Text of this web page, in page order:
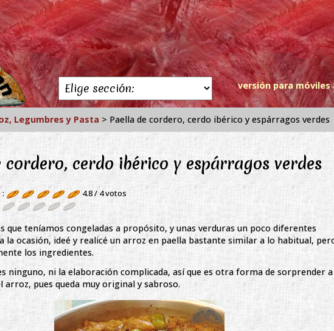
versión para móviles
Legumbres y Pasta > Paella de cordero, cerdo ibérico y espárragos verdes
cordero, cerdo ibérico y espárragos verdes
4.8 / 4votos
que teníamos congeladas a propósito, y unas verduras un poco diferentes
la ocasión, ideé y realicé un arroz en paella bastante similar a lo habitual,
los ingredientes.
ninguno, ni la elaboración complicada, así que es otra forma de sorprender a
arroz, pues queda muy original y sabroso.